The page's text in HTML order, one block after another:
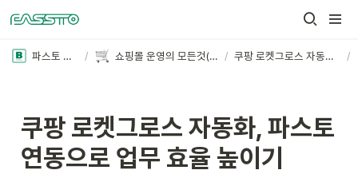
파스토 블로그 / 쇼핑몰 운영의 모든것(더보기+) / 쿠팡 로켓그로스 자동화, 파스토 연동으로 업무 효율 높이기 /
쿠팡 로켓그로스 자동화, 파스토
연동으로 업무 효율 높이기